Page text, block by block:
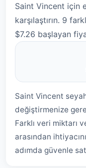
Saint Vincent için
karşılaştırın. 9
$7.26 başlayan
Saint Vincent
değiştirmenize
Farklı veri miktarı
arasından
adımda güvenle